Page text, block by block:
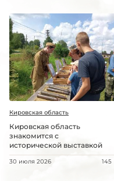
Кировская область
Кировская область
знакомится с
исторической выставкой
30 июля 2026 145